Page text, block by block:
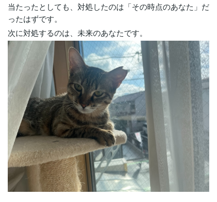
当たったとしても、対処したのは「その時点のあなた」だ
ったはずです。
次に対処するのは、未来のあなたです。